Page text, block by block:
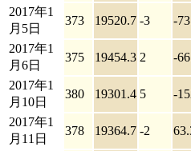
2017年1
月5日
373 19520.7 -3 -
2017年1
月6日
375 19454.3 2 -
2017年1
月10日
380 19301.4 5 -
2017年1
月11日
378 19364.7 -2